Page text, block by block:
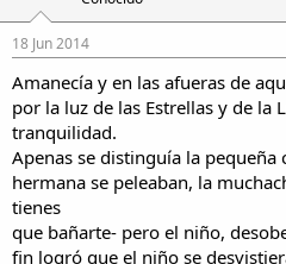
18 Jun 2014
Amanecía y en las afueras de
por la luz de las Estrellas y de la
tranquilidad.
Apenas se distinguía la pequeña
hermana se peleaban, la
tienes
que bañarte- pero el niño,
fin logró que el niño se